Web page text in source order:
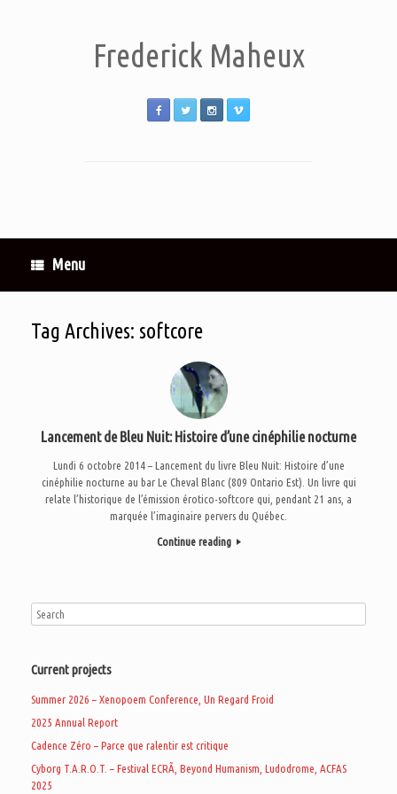
Frederick Maheux
Menu
Tag Archives: softcore
Lancement de Bleu Nuit: Histoire d’une cinéphilie nocturne
Lundi 6 octobre 2014 – Lancement du livre Bleu Nuit: Histoire d’une
cinéphilie nocturne au bar Le Cheval Blanc (809 Ontario Est). Un livre qui
relate l’historique de l’émission érotico-softcore qui, pendant 21 ans, a
marquée l’imaginaire pervers du Québec.
Continue reading
Current projects
Summer 2026 – Xenopoem Conference, Un Regard Froid
2025 Annual Report
Cadence Zéro – Parce que ralentir est critique
Cyborg T.A.R.O.T. – Festival ECRÃ, Beyond Humanism, Ludodrome, ACFAS
2025